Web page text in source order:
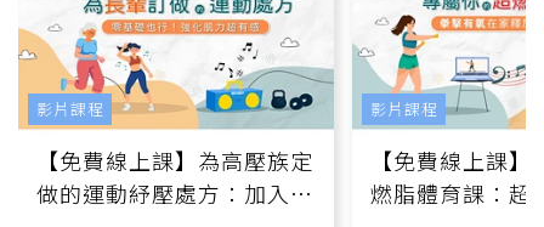
【免費線上課】為高壓族定
做的運動紓壓處方：加入行
影片課程
【免費線上課
燃脂體育課：超
影片課程